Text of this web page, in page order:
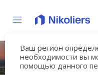
Ваш регион
необходимости вы
помощью данного